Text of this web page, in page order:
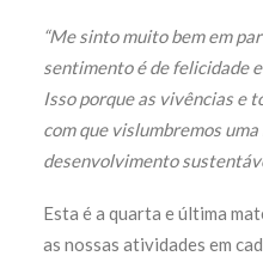
“Me sinto muito bem em
sentimento é de felicidade
Isso porque as vivências e
com que vislumbremos
desenvolvimento
Esta é a quarta e última
as nossas atividades em